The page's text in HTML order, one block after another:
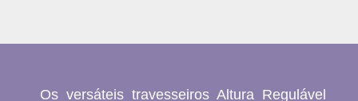
Os versáteis travesseiros Altura Regulável